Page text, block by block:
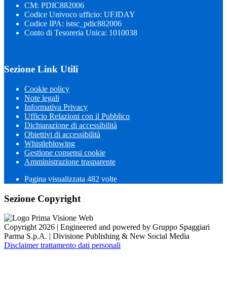
CM: PDIC882006
Codice Univoco ufficio: UFJDAY
Codice IPA: istsc_pdic882006
Conto di Tesoreria Unica: 1010038
Sezione Link Utili
Cookie policy
Note legali
Informativa Privacy
Ufficio Relazioni con il Pubblico
Dichiarazione di accessibilità
Obiettivi di accessibilità
Whistleblowing
Gestione consensi cookie
Amministrazione trasparente
Pagina visualizzata 482 volte
Sezione Copyright
Copyright 2026 | Engineered and powered by Gruppo Spaggiari
Parma S.p.A. | Divisione Publishing & New Social Media
Disclaimer trattamento dati personali